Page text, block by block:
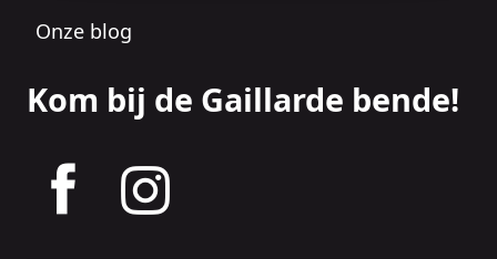
Onze blog
Kom bij de Gaillarde bende!